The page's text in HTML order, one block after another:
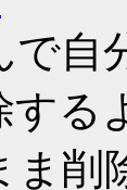
で自
する
ま削